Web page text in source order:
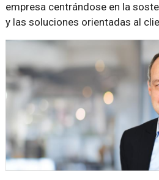
empresa centrándose en la
y las soluciones orientadas al